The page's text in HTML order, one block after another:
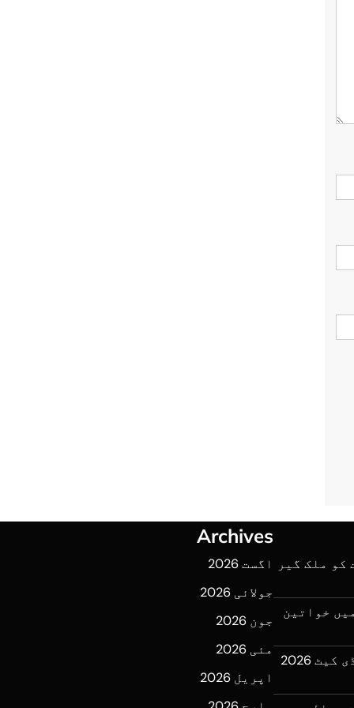
کی 7 اگست کو ملک گیر
خواتین
وزیراعظم کی ہدایت پر ایم ڈی کیٹ 2026
Archives
اگست 2026
جولائی 2026
جون 2026
مئی 2026
اپریل 2026